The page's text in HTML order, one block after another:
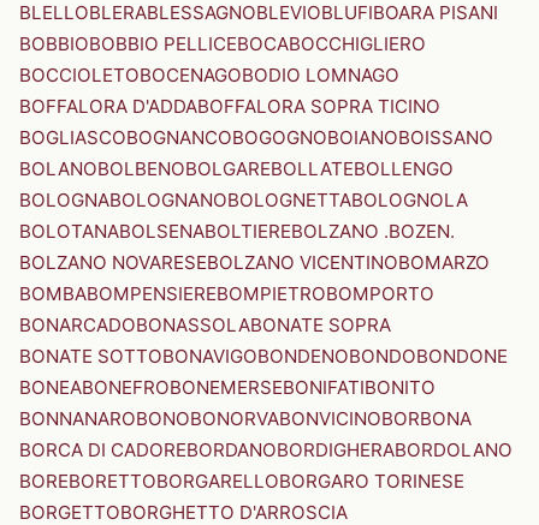
BLELLOBLERABLESSAGNOBLEVIOBLUFIBOARA PISANI
BOBBIOBOBBIO PELLICEBOCABOCCHIGLIERO
BOCCIOLETOBOCENAGOBODIO LOMNAGO
BOFFALORA D'ADDABOFFALORA SOPRA TICINO
BOGLIASCOBOGNANCOBOGOGNOBOIANOBOISSANO
BOLANOBOLBENOBOLGAREBOLLATEBOLLENGO
BOLOGNABOLOGNANOBOLOGNETTABOLOGNOLA
BOLOTANABOLSENABOLTIEREBOLZANO .BOZEN.
BOLZANO NOVARESEBOLZANO VICENTINOBOMARZO
BOMBABOMPENSIEREBOMPIETROBOMPORTO
BONARCADOBONASSOLABONATE SOPRA
BONATE SOTTOBONAVIGOBONDENOBONDOBONDONE
BONEABONEFROBONEMERSEBONIFATIBONITO
BONNANAROBONOBONORVABONVICINOBORBONA
BORCA DI CADOREBORDANOBORDIGHERABORDOLANO
BOREBORETTOBORGARELLOBORGARO TORINESE
BORGETTOBORGHETTO D'ARROSCIA